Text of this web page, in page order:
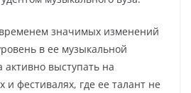
значимых изменений
в ее музыкальной
выступать на
и фестивалях, где ее талант не